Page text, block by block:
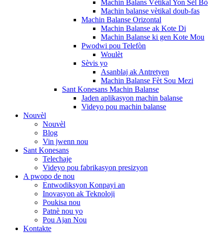
Machin Balans Vètikal Yon Sèl Bò
Machin balanse vètikal doub-fas
Machin Balanse Orizontal
Machin Balanse ak Kote Di
Machin Balanse ki gen Kote Mou
Pwodwi pou Telefòn
Woulèt
Sèvis yo
Asanblaj ak Antretyen
Machin Balanse Fèt Sou Mezi
Sant Konesans Machin Balanse
Jaden aplikasyon machin balanse
Videyo pou machin balanse
Nouvèl
Nouvèl
Blog
Vin jwenn nou
Sant Konesans
Telechaje
Videyo pou fabrikasyon presizyon
A pwopo de nou
Entwodiksyon Konpayi an
Inovasyon ak Teknoloji
Poukisa nou
Patnè nou yo
Pou Ajan Nou
Kontakte